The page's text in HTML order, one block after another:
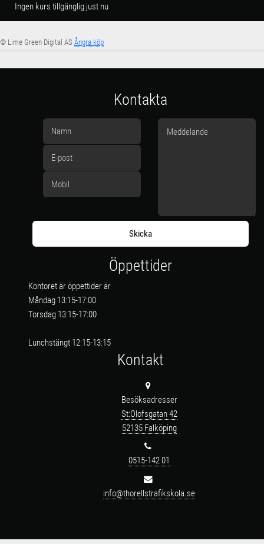
Ingen kurs tillgänglig just nu
© Lime Green Digital AS Ångra köp
Kontakta
Öppettider
Kontoret är öppettider är
Måndag 13:15-17:00
Torsdag 13:15-17:00
Lunchstängt 12:15-13:15
Kontakt
Besöksadresser
St:Olofsgatan 42
52135 Falköping
0515-142 01
info@thorellstrafikskola.se